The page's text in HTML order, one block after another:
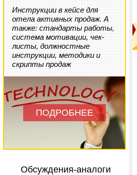
Инструкции в кейсе для
отела активных продаж. А
также: стандарты работы,
система мотивации, чек-
листы, должностные
инструкции, методики и
скрипты продаж
ПОДРОБНЕЕ
Обсуждения-аналоги